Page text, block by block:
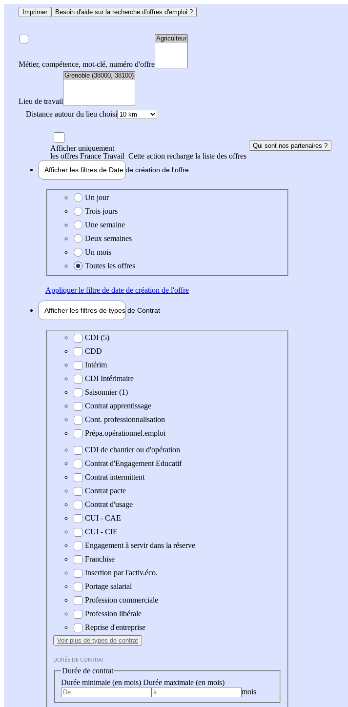
Imprimer Besoin d'aide sur la recherche d'offres d'emploi ?
Métier, compétence, mot-clé, numéro d'offre
Lieu de travail
Distance autour du lieu choisi
Afficher uniquement
les offres France Travail Cette action recharge la liste des offres
Qui sont nos partenaires ?
Afficher les filtres de Date de création de l'offre
Date de création de l'offre
Un jour
Trois jours
Une semaine
Deux semaines
Un mois
Toutes les offres
Appliquerle filtre de date de création de l'offre
Afficher les filtres de types de Contrat
Type de contrat
CDI (5)
CDD
Intérim
CDI Intérimaire
Saisonnier (1)
Contrat apprentissage
Cont. professionnalisation
Prépa.opérationnel.emploi
CDI de chantier ou d'opération
Contrat d'Engagement Educatif
Contrat intermittent
Contrat pacte
Contrat d'usage
CUI - CAE
CUI - CIE
Engagement à servir dans la réserve
Franchise
Insertion par l'activ.éco.
Portage salarial
Profession commerciale
Profession libérale
Reprise d'entreprise
Voir plus de types de contrat
DURÉE DE CONTRAT
Durée de contrat
Durée minimale (en mois) Durée maximale (en mois)
mois